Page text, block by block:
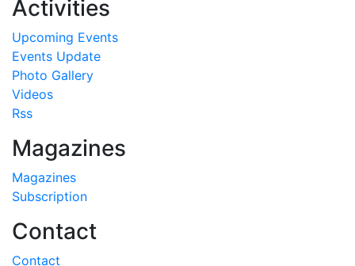
Activities
Upcoming Events
Events Update
Photo Gallery
Videos
Rss
Magazines
Magazines
Subscription
Contact
Contact